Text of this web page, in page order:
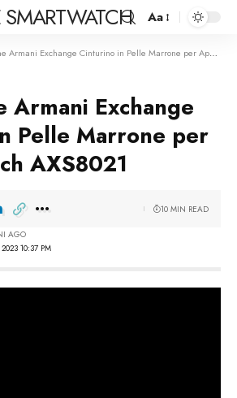
SMARTWATCH
Font
Resizer
Aa
Exchange Cinturino in Pelle Marrone per Apple Watch AXS8021
Armani Exchange
Pelle Marrone per
AXS8021
10:37 PM
AGO
10 MIN READ